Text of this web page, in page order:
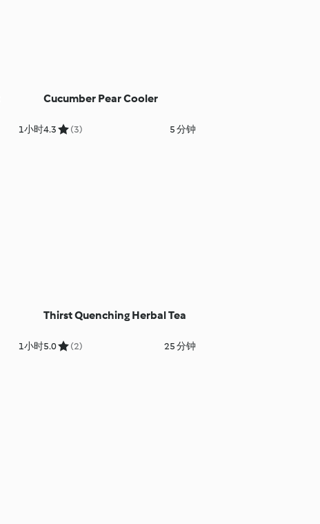
1小时
Cucumber Pear Cooler
4.3 (3) 5 分钟
1小时
Thirst Quenching Herbal Tea
5.0 (2) 25 分钟